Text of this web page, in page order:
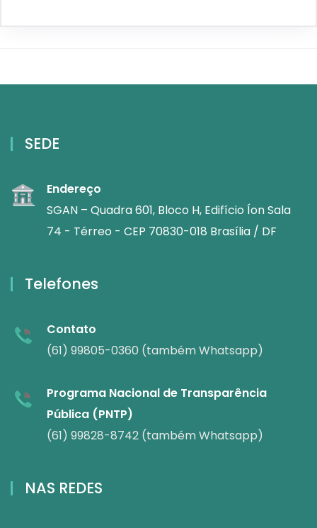
SEDE
Endereço
SGAN – Quadra 601, Bloco H, Edifício Íon Sala
74 - Térreo - CEP 70830-018 Brasília / DF
Telefones
Contato
(61) 99805-0360 (também Whatsapp)
Programa Nacional de Transparência
Pública (PNTP)
(61) 99828-8742 (também Whatsapp)
NAS REDES